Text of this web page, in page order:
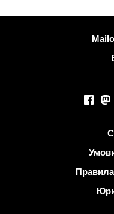
Більше інформації
Соціальні мережі
Правила